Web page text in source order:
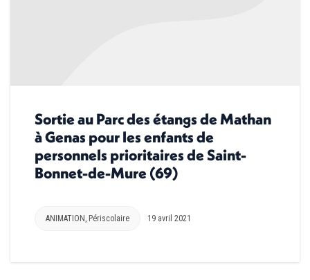
Sortie au Parc des étangs de Mathan
à Genas pour les enfants de
personnels prioritaires de Saint-
Bonnet-de-Mure (69)
ANIMATION Périscolaire 19 avril 2021